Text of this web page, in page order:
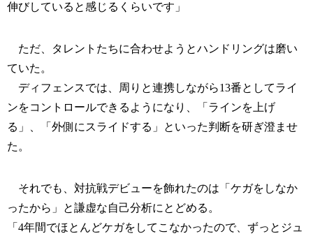
伸びしていると感じるくらいです」
ただ、タレントたちに合わせようとハンドリングは磨い
ていた。
ディフェンスでは、周りと連携しながら13番としてライ
ンをコントロールできるようになり、「ラインを上げ
る」、「外側にスライドする」といった判断を研ぎ澄ませ
た。
それでも、対抗戦デビューを飾れたのは「ケガをしなか
ったから」と謙虚な自己分析にとどめる。
「4年間でほとんどケガをしてこなかったので、ずっとジュ